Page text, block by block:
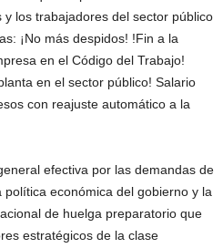
los trabajadores del sector público
¡No más despidos! !Fin a la
en el Código del Trabajo!
en el sector público! Salario
con reajuste automático a la
efectiva por las demandas de
económica del gobierno y la
de huelga preparatorio que
estratégicos de la clase